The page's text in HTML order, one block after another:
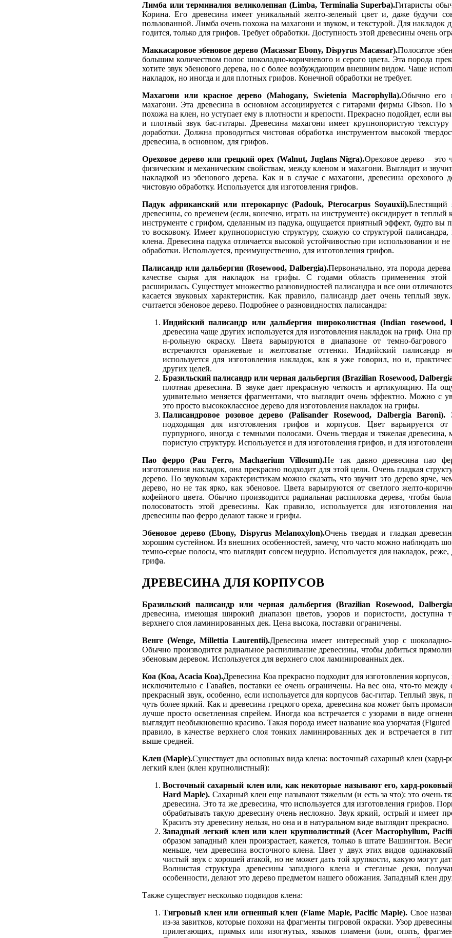
Лимба или терминалия великолепная (Limba, Terminalia Superba).Гитаристы
Корина. Его древесина имеет уникальный желто-зеленый цвет и, даже будучи
пользованной. Лимба очень похожа на махагони и звуком, и текстурой. Для накладок
годится, только для грифов. Требует обработки. Доступность этой древесины очень
Маккасаровое эбеновое дерево (Macassar Ebony, Dispyrus Macassar).Полосатое
большим количеством полос шоколадно-коричневого и серого цвета. Эта порода
хотите звук эбенового дерева, но с более возбуждающим внешним видом. Чаще
накладок, но иногда и для плотных грифов. Конечной обработки не требует.
Махагони или красное дерево (Mahogany, Swietenia Macrophylla).Обычно его
махагони. Эта древесина в основном ассоциируется с гитарами фирмы Gibson. По
похожа на клен, но уступает ему в плотности и крепости. Прекрасно подойдет, если
и плотный звук бас-гитары. Древесина махагони имеет крупнопористую текстуру
доработки. Должна проводиться чистовая обработка инструментом высокой
древесина, в основном, для грифов.
Ореховое дерево или грецкий орех (Walnut, Juglans Nigra).Ореховое дерево – это
физическим и механическим свойствам, между кленом и махагони. Выглядит и
накладкой из эбенового дерева. Как и в случае с махагони, древесина орехового
чистовую обработку. Используется для изготовления грифов.
Падук африканский или птерокарпус (Padouk, Pterocarpus Soyauxii).Блестящий
древесины, со временем (если, конечно, играть на инструменте) оксидирует в
инструменте с грифом, сделанным из падука, ощущается приятный эффект, будто вы
то восковому. Имеет крупнопористую структуру, схожую со структурой
клена. Древесина падука отличается высокой устойчивостью при использовании и не
обработки. Используется, преимущественно, для изготовления грифов.
Палисандр или дальбергия (Rosewood, Dalbergia).Первоначально, эта порода
качестве сырья для накладок на грифы. С годами область применения этой
расширилась. Существует множество разновидностей палисандра и все они
касается звуковых характеристик. Как правило, палисандр дает очень теплый
считается эбеновое дерево. Подробнее о разновидностях палисандра:
Индийский палисандр или дальбергия широколистная (Indian rosewood,
древесина чаще других используется для изготовления накладок на гриф. Она
н-рольную окраску. Цвета варьируются в диапазоне от темно-багрового
встречаются оранжевые и желтоватые оттенки. Индийский палисандр
используется для изготовления накладок, как я уже говорил, но и,
других целей.
Бразильский палисандр или черная дальбергия (Brazilian Rosewood,
плотная древесина. В звуке дает прекрасную четкость и артикуляцию. На
удивительно меняется фрагментами, что выглядит очень эффектно. Можно с
это просто высококлассное дерево для изготовления накладок на грифы.
Палисандровое розовое дерево (Palisander Rosewood, Dalbergia Baroni).
подходящая для изготовления грифов и корпусов. Цвет варьируется от
пурпурного, иногда с темными полосами. Очень твердая и тяжелая древесина,
пористую структуру. Используется и для изготовления грифов, и для
Пао ферро (Pau Ferro, Machaerium Villosum).Не так давно древесина пао
изготовления накладок, она прекрасно подходит для этой цели. Очень гладкая
дерево. По звуковым характеристикам можно сказать, что звучит это дерево ярче,
дерево, но не так ярко, как эбеновое. Цвета варьируются от светлого желто-
кофейного цвета. Обычно производится радиальная распиловка дерева, чтобы
полосоватость этой древесины. Как правило, используется для изготовления
древесины пао ферро делают также и грифы.
Эбеновое дерево (Ebony, Dispyrus Melanoxylon).Очень твердая и гладкая
хорошим сустейном. Из внешних особенностей, замечу, что часто можно наблюдать
темно-серые полосы, что выглядит совсем недурно. Используется для накладок,
грифа.
ДРЕВЕСИНА ДЛЯ КОРПУСОВ
Бразильский палисандр или черная дальбергия (Brazilian Rosewood,
древесина, имеющая широкий диапазон цветов, узоров и пористости, доступна
верхнего слоя ламинированных дек. Цена высока, поставки ограничены.
Венге (Wenge, Millettia Laurentii).Древесина имеет интересный узор с
Обычно производится радиальное распиливание древесины, чтобы добиться
эбеновым деревом. Используется для верхнего слоя ламинированных дек.
Коа (Koa, Acacia Koa).Древесина Коа прекрасно подходит для изготовления
исключительно с Гавайев, поставки ее очень ограничены. На вес она, что-то между
прекрасный звук, особенно, если используется для корпусов бас-гитар. Теплый
чуть более яркий. Как и древесина грецкого ореха, древесина коа может быть
лучше просто осветленная спрейем. Иногда коа встречается с узорами в виде
выглядит необыкновенно красиво. Такая порода имеет название коа узорчатая
правило, в качестве верхнего слоя тонких ламинированных дек и встречается в
выше средней.
Клен (Maple).Существует два основных вида клена: восточный сахарный клен (хард-
легкий клен (клен крупнолистный):
Восточный сахарный клен или, как некоторые называют его, хард-
Hard Maple). Сахарный клен еще называют тяжелым (и есть за что): это очень
древесина. Это та же древесина, что используется для изготовления грифов.
обрабатывать такую древесину очень несложно. Звук яркий, острый и имеет
Красить эту древесину нельзя, но она и в натуральном виде выглядит прекрасно.
Западный легкий клен или клен крупнолистный (Acer Macrophyllum,
образом западный клен произрастает, кажется, только в штате Вашингтон.
меньше, чем древесина восточного клена. Цвет у двух этих видов
чистый звук с хорошей атакой, но не может дать той хрупкости, какую могут
Волнистая структура древесины западного клена и стеганые деки,
особенности, делают это дерево предметом нашего обожания. Западный клен
Также существует несколько подвидов клена:
Тигровый клен или огненный клен (Flame Maple, Pacific Maple). Свое
из-за завитков, которые похожи на фрагменты тигровой окраски. Узор
прилегающих, прямых или изогнутых, языков пламени (или, опять,